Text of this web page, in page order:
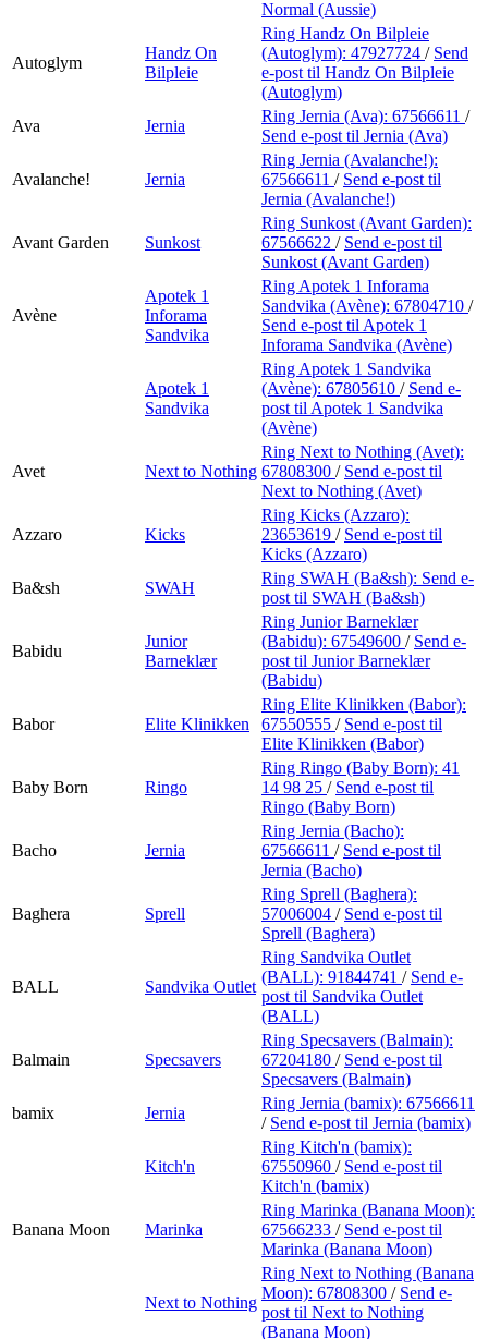
Normal (Aussie)
Autoglym
Handz On
Bilpleie
Ring Handz On Bilpleie
(Autoglym): 47927724 / Send
e-post til Handz On Bilpleie
(Autoglym)
Ava
Jernia
Ring Jernia (Ava): 67566611 /
Send e-post til Jernia (Ava)
Avalanche! Jernia
Ring Jernia (Avalanche!):
67566611 / Send e-post til
Jernia (Avalanche!)
Avant Garden Sunkost
Ring Sunkost (Avant Garden):
67566622 / Send e-post til
Sunkost (Avant Garden)
Avène
Apotek 1
Inforama
Sandvika
Ring Apotek 1 Inforama
Sandvika (Avène): 67804710 /
Send e-post til Apotek 1
Inforama Sandvika (Avène)
Apotek 1
Sandvika
Ring Apotek 1 Sandvika
(Avène): 67805610 / Send e-
post til Apotek 1 Sandvika
(Avène)
Avet Next to Nothing
Ring Next to Nothing (Avet):
67808300 / Send e-post til
Next to Nothing (Avet)
Azzaro Kicks
Ring Kicks (Azzaro):
23653619 / Send e-post til
Kicks (Azzaro)
Ba&sh
SWAH
Ring SWAH (Ba&sh): Send e-
post til SWAH (Ba&sh)
Babidu
Junior
Barneklær
Ring Junior Barneklær
(Babidu): 67549600 / Send e-
post til Junior Barneklær
(Babidu)
Babor Elite Klinikken
Ring Elite Klinikken (Babor):
67550555 / Send e-post til
Elite Klinikken (Babor)
Baby Born Ringo
Ring Ringo (Baby Born): 41
14 98 25 / Send e-post til
Ringo (Baby Born)
Bacho Jernia
Ring Jernia (Bacho):
67566611 / Send e-post til
Jernia (Bacho)
Baghera Sprell
Ring Sprell (Baghera):
57006004 / Send e-post til
Sprell (Baghera)
BALL Sandvika Outlet
Ring Sandvika Outlet
(BALL): 91844741 / Send e-
post til Sandvika Outlet
(BALL)
Balmain Specsavers
Ring Specsavers (Balmain):
67204180 / Send e-post til
Specsavers (Balmain)
bamix
Jernia
Ring Jernia (bamix): 67566611
/ Send e-post til Jernia (bamix)
Kitch'n
Ring Kitch'n (bamix):
67550960 / Send e-post til
Kitch'n (bamix)
Banana Moon Marinka
Ring Marinka (Banana Moon):
67566233 / Send e-post til
Marinka (Banana Moon)
Next to Nothing
Ring Next to Nothing (Banana
Moon): 67808300 / Send e-
post til Next to Nothing
(Banana Moon)